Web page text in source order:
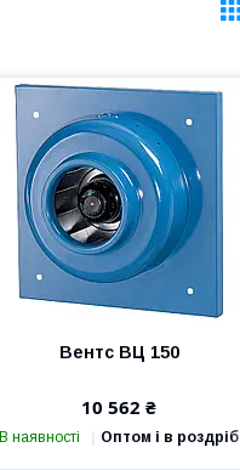
Вентс ВЦ 150
10 562 ₴
В наявності Оптом і в роздріб